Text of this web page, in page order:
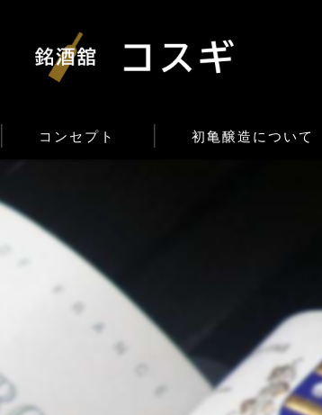
コンセプト 初亀醸造について